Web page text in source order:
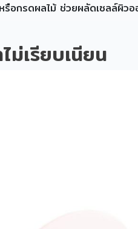
อกรดผลไม้ ช่วยผลัดเซลล์ผิ
เรียบเนียน